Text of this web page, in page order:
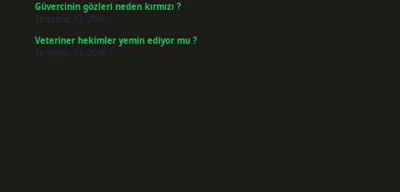
Güvercinin gözleri neden kırmızı ?
Temmuz 17, 2026
Veteriner hekimler yemin ediyor mu ?
Temmuz 14, 2026